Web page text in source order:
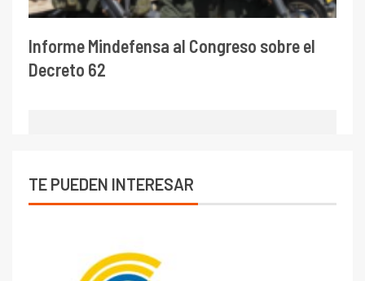
Informe Mindefensa al Congreso sobre el
Decreto 62
TE PUEDEN INTERESAR